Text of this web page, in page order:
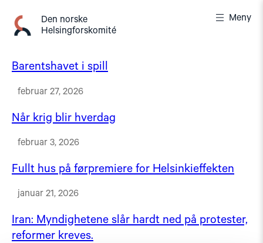
innhold
Den norske
Helsingforskomité
Meny
Barentshavet i spill
februar 27, 2026
Når krig blir hverdag
februar 3, 2026
Fullt hus på førpremiere for Helsinkieffekten
januar 21, 2026
Iran: Myndighetene slår hardt ned på protester,
reformer kreves.